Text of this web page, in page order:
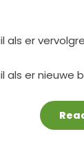
als er
als er nieuwe